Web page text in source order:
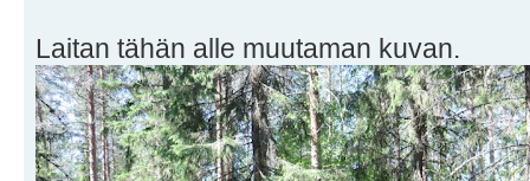
Laitan tähän alle muutaman kuvan.